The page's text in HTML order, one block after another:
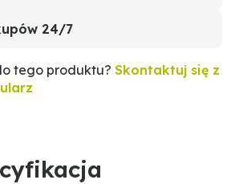
24/7
tego produktu? Skontaktuj się z